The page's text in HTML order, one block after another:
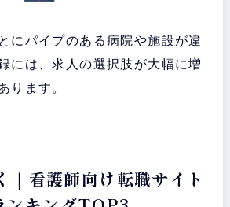
にパイプのある病院や施設が違
には、求人の選択肢が大幅に増
ります。
｜看護師向け転職サイト